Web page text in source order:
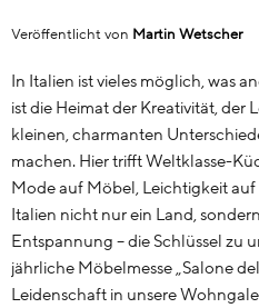
Veröffentlicht von Martin Wetscher
In Italien ist vieles möglich, was
ist die Heimat der Kreativität, der
kleinen, charmanten
machen. Hier trifft Weltklasse-
Mode auf Möbel, Leichtigkeit auf
Italien nicht nur ein Land,
Entspannung – die Schlüssel zu
jährliche Möbelmesse „Salone
Leidenschaft in unsere